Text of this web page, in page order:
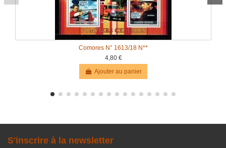
Comores N° 1613/18 N**
4,80 €
Ajouter au panier
S'inscrire à la newsletter